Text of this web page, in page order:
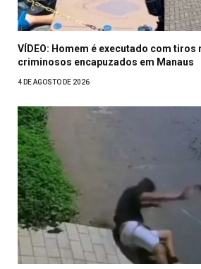
VÍDEO: Homem é executado com tiros
criminosos encapuzados em Manaus
4 DE AGOSTO DE 2026